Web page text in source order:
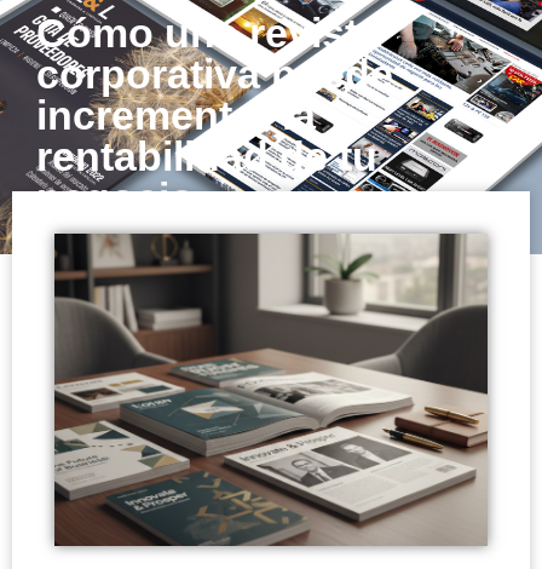
Cómo una revista
corporativa puede
incrementar la
rentabilidad de tu
negocio